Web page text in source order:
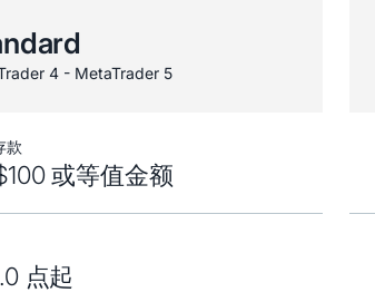
4 - MetaTrader 5
款
或等值金额
点起